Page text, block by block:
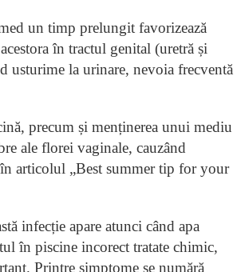
un timp prelungit favorizează
în tractul genital (uretră și
usturime la urinare, nevoia frecventă
precum și menținerea unui mediu
ale florei vaginale, cauzând
articolul „Best summer tip for your
infecție apare atunci când apa
în piscine incorect tratate chimic,
Printre simptome se numără